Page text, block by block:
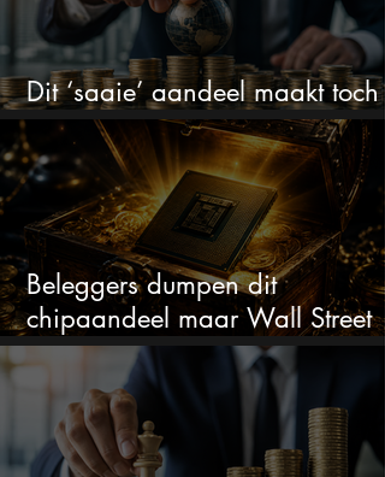
Dit ‘saaie’ aandeel maakt toch
bizar veel winst
Beleggers dumpen dit
chipaandeel maar Wall Street
ziet een zeldzame koopkans